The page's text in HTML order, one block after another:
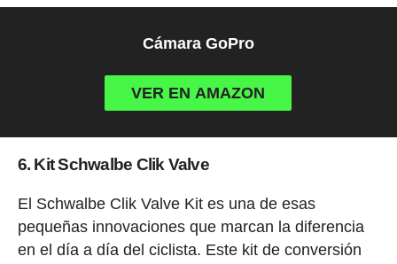
Cámara GoPro
VER EN AMAZON
6. Kit Schwalbe Clik Valve
El Schwalbe Clik Valve Kit es una de esas
pequeñas innovaciones que marcan la diferencia
en el día a día del ciclista. Este kit de conversión